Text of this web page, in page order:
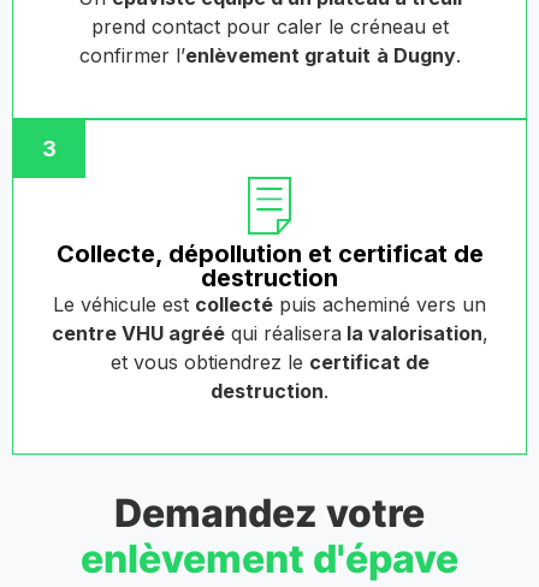
prend contact pour caler le créneau et
confirmer l’enlèvement gratuit à Dugny.
3
Collecte, dépollution et certificat de
destruction
Le véhicule est collecté puis acheminé vers un
centre VHU agrééqui réalisera la valorisation,
et vous obtiendrez le certificat de
destruction.
Demandez votre
enlèvement d'épave